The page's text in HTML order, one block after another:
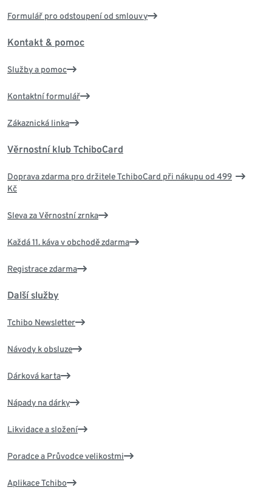
Formulář pro odstoupení od smlouvy
Kontakt & pomoc
Služby a pomoc
Kontaktní formulář
Zákaznická linka
Věrnostní klub TchiboCard
Doprava zdarma pro držitele TchiboCard při nákupu od 499
Kč
Sleva za Věrnostní zrnka
Každá 11. káva v obchodě zdarma
Registrace zdarma
Další služby
Tchibo Newsletter
Návody k obsluze
Dárková karta
Nápady na dárky
Likvidace a složení
Poradce a Průvodce velikostmi
Aplikace Tchibo